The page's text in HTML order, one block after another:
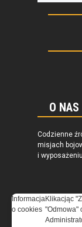
O NAS
Codzienne
misjach
i
Informacja
o cookies
Klikacjąc
"Odmowa"